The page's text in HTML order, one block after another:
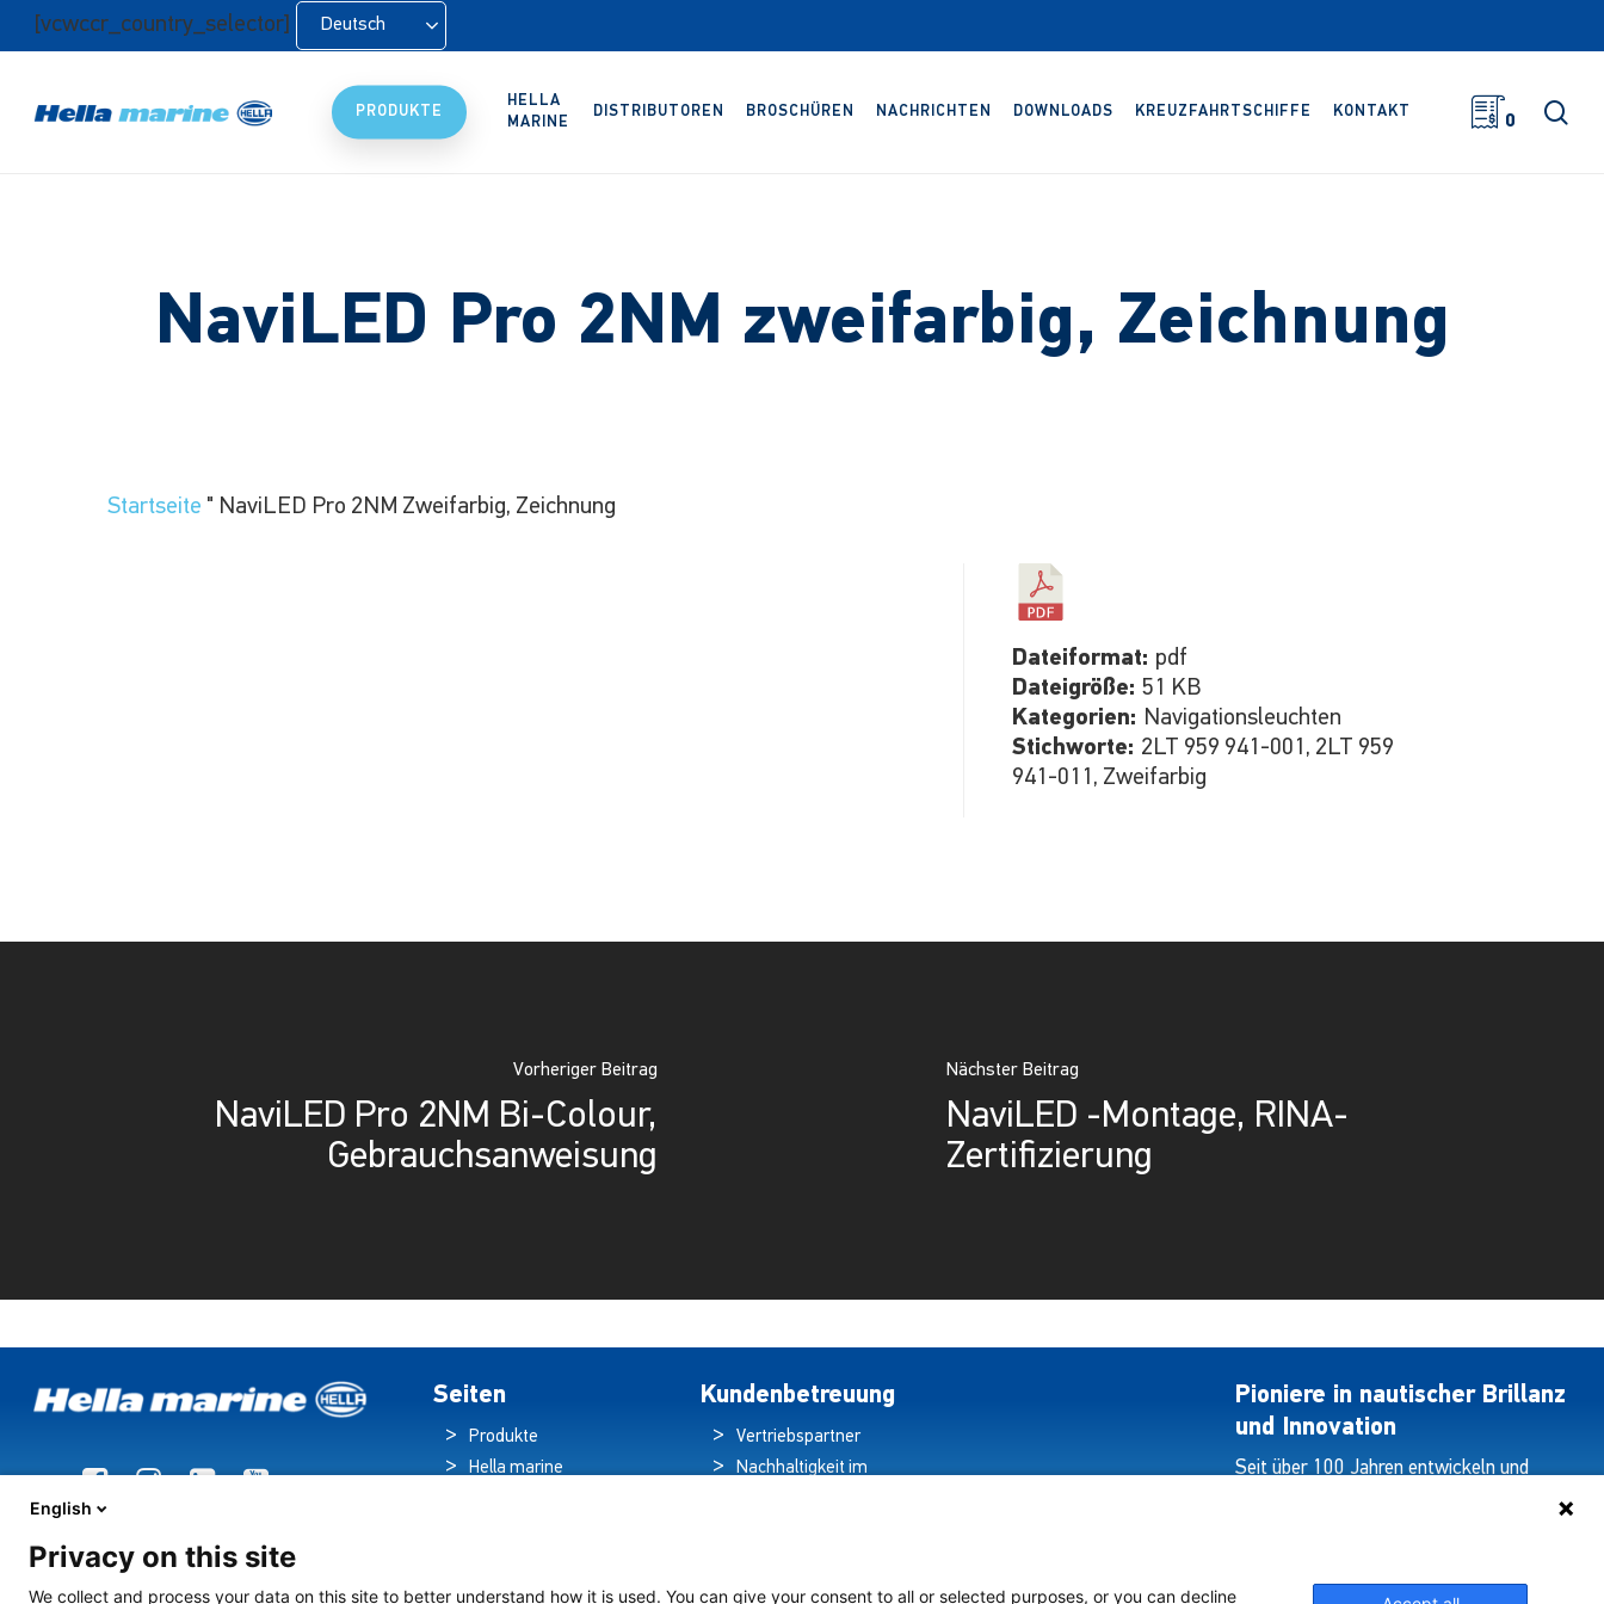
Zum[vcwccr_country_selector] Deutsch
PRODUKTE
HELLA
MARINE
DISTRIBUTOREN BROSCHÜREN NACHRICHTEN DOWNLOADS KREUZFAHRTSCHIFFE KONTAKT
0
NaviLED Pro 2NM zweifarbig, Zeichnung
Startseite " NaviLED Pro 2NM Zweifarbig, Zeichnung
Dateiformat: pdf
Dateigröße: 51 KB
Kategorien: Navigationsleuchten
Stichworte: 2LT 959 941-001, 2LT 959
941-011, Zweifarbig
Vorheriger Beitrag
NaviLED Pro 2NM Bi-Colour,
Gebrauchsanweisung
Nächster Beitrag
NaviLED -Montage, RINA-
Zertifizierung
Seiten
Produkte
Hella marine
Beleuchtung auf
Kundenbetreuung
Vertriebspartner
Nachhaltigkeit im
Erklärung zum
Pioniere in nautischer Brillanz
und Innovation
Seit über 100 Jahren entwickeln und
English
Privacy on this site
We collect and process your data on this site to better understand how it is used. You can give your consent to all or selected purposes, or you can decline